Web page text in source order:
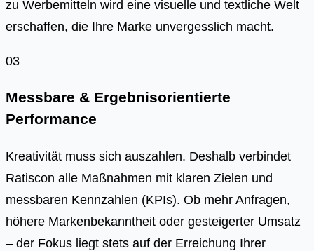
zu Werbemitteln wird eine visuelle und textliche Welt
erschaffen, die Ihre Marke unvergesslich macht.
03
Messbare & Ergebnisorientierte
Performance
Kreativität muss sich auszahlen. Deshalb verbindet
Ratiscon alle Maßnahmen mit klaren Zielen und
messbaren Kennzahlen (KPIs). Ob mehr Anfragen,
höhere Markenbekanntheit oder gesteigerter Umsatz
– der Fokus liegt stets auf der Erreichung Ihrer